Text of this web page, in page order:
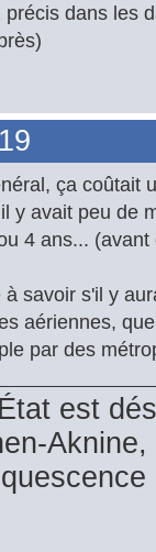
précis dans les
ça coûtait
y avait peu de
4 ans...
à savoir s'il y
aériennes,
par des
est